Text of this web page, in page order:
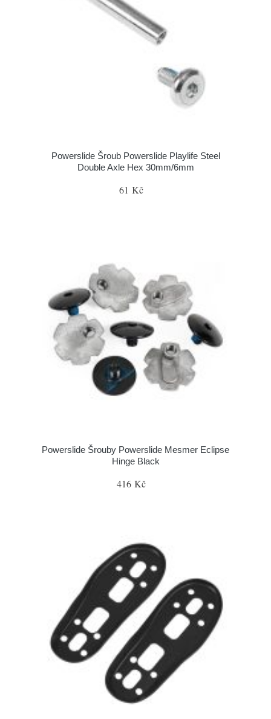
Powerslide Šroub Powerslide Playlife Steel
Double Axle Hex 30mm/6mm
61 Kč
Powerslide Šrouby Powerslide Mesmer Eclipse
Hinge Black
416 Kč